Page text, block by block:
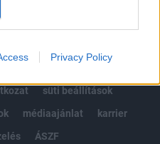
Privacy Policy
süti beállítások
médiaajánlat
karrier
ÁSZF